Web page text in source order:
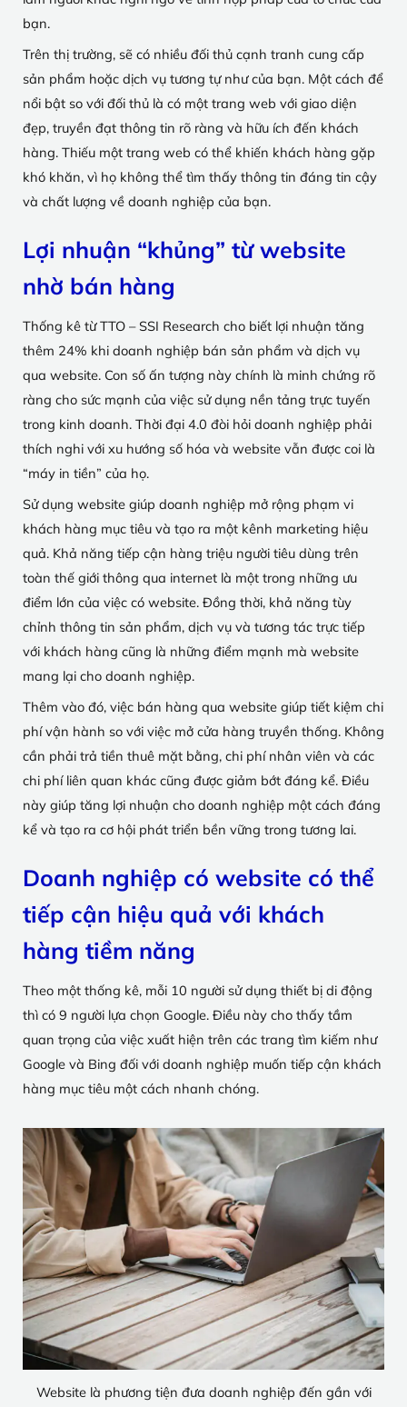
bạn.
Trên thị trường, sẽ có nhiều đối thủ cạnh tranh cung cấp
sản phẩm hoặc dịch vụ tương tự như của bạn. Một cách để
nổi bật so với đối thủ là có một trang web với giao diện
đẹp, truyền đạt thông tin rõ ràng và hữu ích đến khách
hàng. Thiếu một trang web có thể khiến khách hàng gặp
khó khăn, vì họ không thể tìm thấy thông tin đáng tin cậy
và chất lượng về doanh nghiệp của bạn.
Lợi nhuận “khủng” từ website
nhờ bán hàng
Thống kê từ TTO – SSI Research cho biết lợi nhuận tăng
thêm 24% khi doanh nghiệp bán sản phẩm và dịch vụ
qua website. Con số ấn tượng này chính là minh chứng rõ
ràng cho sức mạnh của việc sử dụng nền tảng trực tuyến
trong kinh doanh. Thời đại 4.0 đòi hỏi doanh nghiệp phải
thích nghi với xu hướng số hóa và website vẫn được coi là
“máy in tiền” của họ.
Sử dụng website giúp doanh nghiệp mở rộng phạm vi
khách hàng mục tiêu và tạo ra một kênh marketing hiệu
quả. Khả năng tiếp cận hàng triệu người tiêu dùng trên
toàn thế giới thông qua internet là một trong những ưu
điểm lớn của việc có website. Đồng thời, khả năng tùy
chỉnh thông tin sản phẩm, dịch vụ và tương tác trực tiếp
với khách hàng cũng là những điểm mạnh mà website
mang lại cho doanh nghiệp.
Thêm vào đó, việc bán hàng qua website giúp tiết kiệm chi
phí vận hành so với việc mở cửa hàng truyền thống. Không
cần phải trả tiền thuê mặt bằng, chi phí nhân viên và các
chi phí liên quan khác cũng được giảm bớt đáng kể. Điều
này giúp tăng lợi nhuận cho doanh nghiệp một cách đáng
kể và tạo ra cơ hội phát triển bền vững trong tương lai.
Doanh nghiệp có website có thể
tiếp cận hiệu quả với khách
hàng tiềm năng
Theo một thống kê, mỗi 10 người sử dụng thiết bị di động
thì có 9 người lựa chọn Google. Điều này cho thấy tầm
quan trọng của việc xuất hiện trên các trang tìm kiếm như
Google và Bing đối với doanh nghiệp muốn tiếp cận khách
hàng mục tiêu một cách nhanh chóng.
Website là phương tiện đưa doanh nghiệp đến gần với